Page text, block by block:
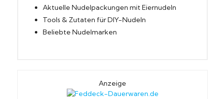
Aktuelle Nudelpackungen mit Eiernudeln
Tools & Zutaten für DIY-Nudeln
Beliebte Nudelmarken
Anzeige